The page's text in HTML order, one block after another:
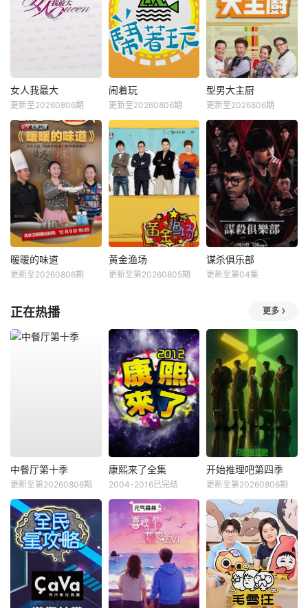
女人我最大
更新至20260806期
闹着玩
更新至20260806期
型男大主厨
更新至2026806期
暖暖的味道
更新至20260806期
黄金渔场
更新至第20260805期
谋杀俱乐部
更新至第04集
正在热播 更多
中餐厅第十季
更新至第20260806期
康熙来了全集
2004-2016已完结
开始推理吧第四季
更新至第20260806期